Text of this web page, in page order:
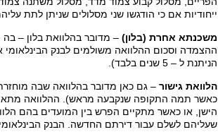
ייחודיות אם כי הודגשו שני מסלולים שניתן לתת
משכנתא אחרת (בלון) – מדובר בהלוואת בלון – בה
ההצמדה וסכום ההלוואה משולמים לבנק הבינלאומי
הניתנת ל – 5 שנים בלבד).
הלוואת גישור – גם כאן מדובר בהלוואה שבה
כאשר תמה התקופה שנקבעה מראש). ההלוואה
הישן, או כאשר מתקיים הפרש בין המועדים בהם
שעליהם לשלם עבור דירתם החדשה. הבנק הבינלאומי